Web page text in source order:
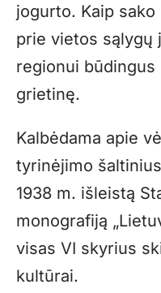
jogurto. Kaip
prie vietos sąlygų
regionui
grietinę.
Kalbėdama apie
tyrinėjimo
1938 m. išleistą
monografiją
visas VI skyrius
kultūrai.